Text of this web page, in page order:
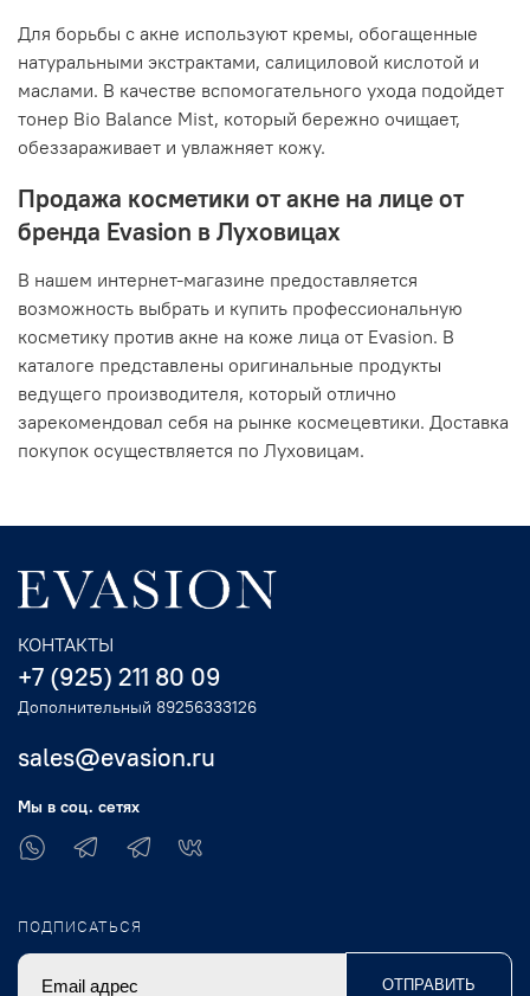
Для борьбы с акне используют кремы, обогащенные
натуральными экстрактами, салициловой кислотой и
маслами. В качестве вспомогательного ухода подойдет
тонер Bio Balance Mist, который бережно очищает,
обеззараживает и увлажняет кожу.
Продажа косметики от акне на лице от
бренда Evasion в Луховицах
В нашем интернет-магазине предоставляется
возможность выбрать и купить профессиональную
косметику против акне на коже лица от Evasion. В
каталоге представлены оригинальные продукты
ведущего производителя, который отлично
зарекомендовал себя на рынке космецевтики. Доставка
покупок осуществляется по Луховицам.
КОНТАКТЫ
+7 (925) 211 80 09
Дополнительный 89256333126
sales@evasion.ru
Мы в соц. сетях
ПОДПИСАТЬСЯ
ОТПРАВИТЬ